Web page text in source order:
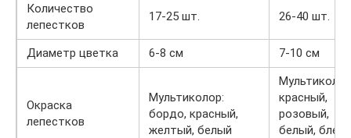
Количество
лепестков
17-25 шт. 26-40 шт.
Диаметр цветка 6-8 см 7-10 см
Окраска
лепестков
Мультиколор:
бордо, красный,
желтый, белый
красный,
розовый,
белый,